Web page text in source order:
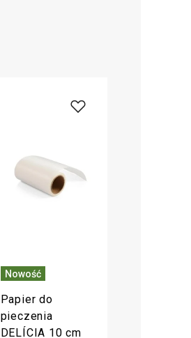
Nowość
Papier do
pieczenia
DELÍCIA 10 cm